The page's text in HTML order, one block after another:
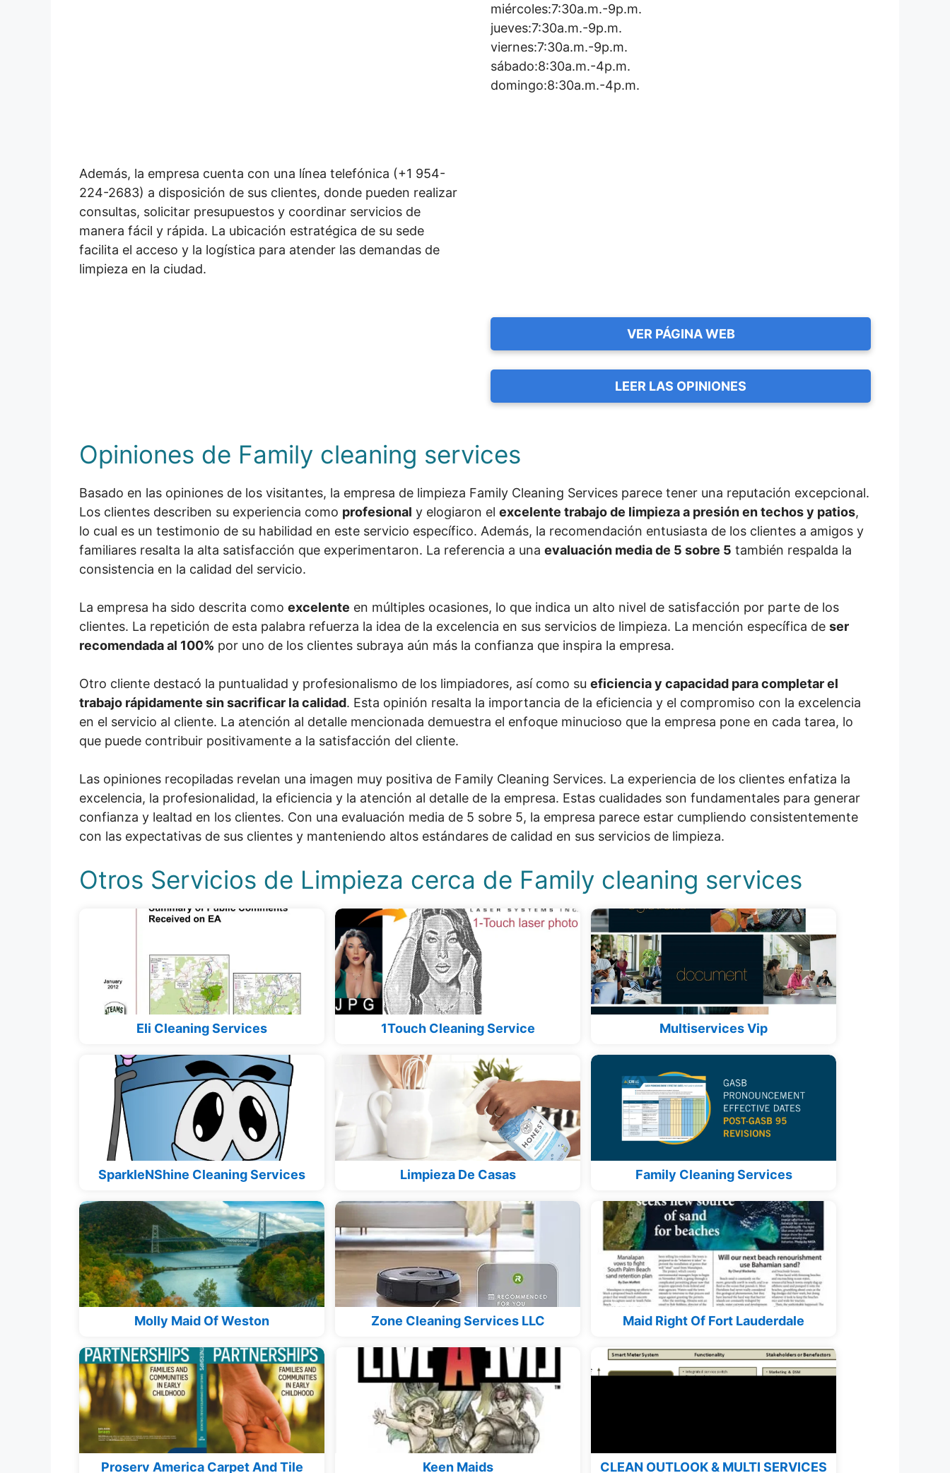
Además, la empresa cuenta con una línea telefónica (+1 954-
224-2683) a disposición de sus clientes, donde pueden realizar
consultas, solicitar presupuestos y coordinar servicios de
manera fácil y rápida. La ubicación estratégica de su sede
facilita el acceso y la logística para atender las demandas de
limpieza en la ciudad.
miércoles:7:30a.m.-9p.m.
jueves:7:30a.m.-9p.m.
viernes:7:30a.m.-9p.m.
sábado:8:30a.m.-4p.m.
domingo:8:30a.m.-4p.m.
VER PÁGINA WEB
LEER LAS OPINIONES
Opiniones de Family cleaning services
Basado en las opiniones de los visitantes, la empresa de limpieza Family Cleaning Services parece tener una reputación excepcional.
Los clientes describen su experiencia como profesional y elogiaron el excelente trabajo de limpieza a presión en techos y patios,
lo cual es un testimonio de su habilidad en este servicio específico. Además, la recomendación entusiasta de los clientes a amigos y
familiares resalta la alta satisfacción que experimentaron. La referencia a una evaluación media de 5 sobre 5 también respalda la
consistencia en la calidad del servicio.
La empresa ha sido descrita como excelente en múltiples ocasiones, lo que indica un alto nivel de satisfacción por parte de los
clientes. La repetición de esta palabra refuerza la idea de la excelencia en sus servicios de limpieza. La mención específica de ser
recomendada al 100% por uno de los clientes subraya aún más la confianza que inspira la empresa.
Otro cliente destacó la puntualidad y profesionalismo de los limpiadores, así como su eficiencia y capacidad para completar el
trabajo rápidamente sin sacrificar la calidad. Esta opinión resalta la importancia de la eficiencia y el compromiso con la excelencia
en el servicio al cliente. La atención al detalle mencionada demuestra el enfoque minucioso que la empresa pone en cada tarea, lo
que puede contribuir positivamente a la satisfacción del cliente.
Las opiniones recopiladas revelan una imagen muy positiva de Family Cleaning Services. La experiencia de los clientes enfatiza la
excelencia, la profesionalidad, la eficiencia y la atención al detalle de la empresa. Estas cualidades son fundamentales para generar
confianza y lealtad en los clientes. Con una evaluación media de 5 sobre 5, la empresa parece estar cumpliendo consistentemente
con las expectativas de sus clientes y manteniendo altos estándares de calidad en sus servicios de limpieza.
Otros Servicios de Limpieza cerca de Family cleaning services
Eli Cleaning Services 1Touch Cleaning Service Multiservices Vip
SparkleNShine Cleaning Services Limpieza De Casas Family Cleaning Services
Molly Maid Of Weston Zone Cleaning Services LLC Maid Right Of Fort Lauderdale
Proserv America Carpet And Tile Keen Maids CLEAN OUTLOOK & MULTI SERVICES